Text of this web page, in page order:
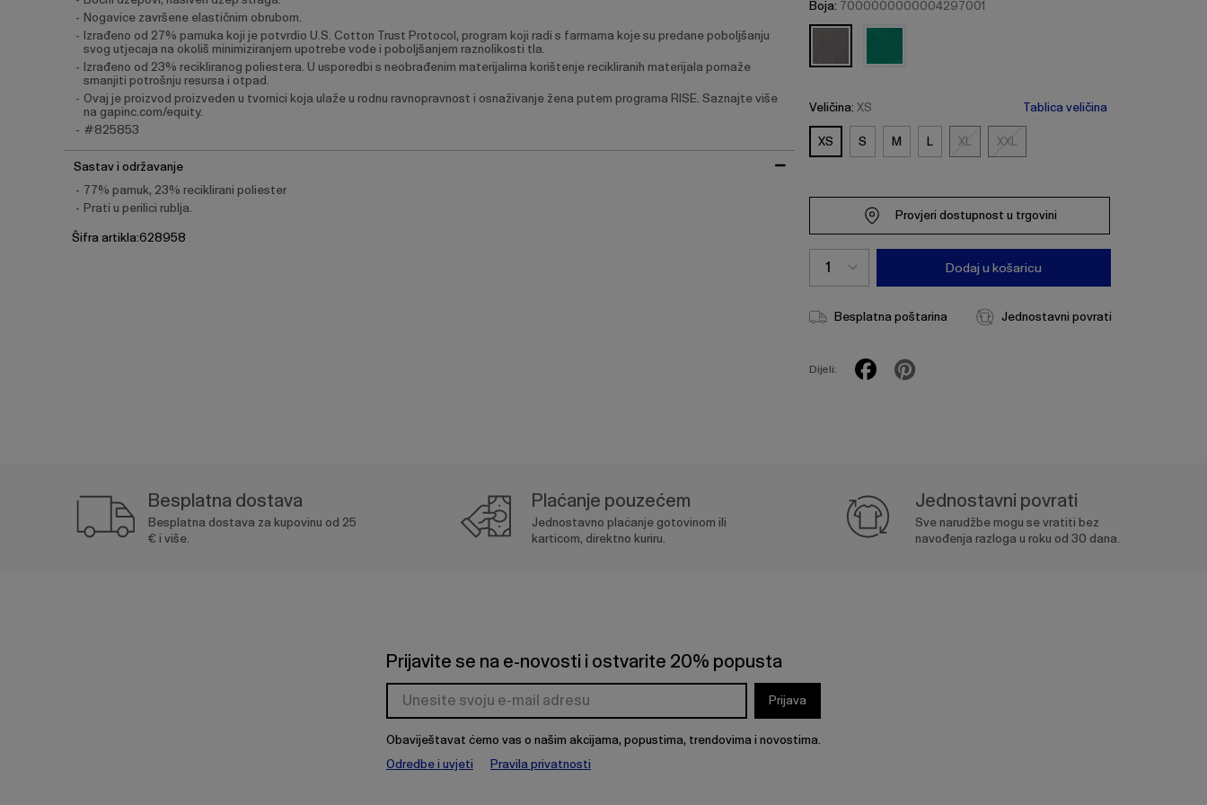
Boja: 7000000000004297001
Veličina: XS Tablica veličina
XS S M L XLXL XXLXXL
Provjeri dostupnost u trgovini
Dodaj u košaricu
Besplatna poštarina Jednostavni povrati
Dijeli:
Nogavice završene elastičnim obrubom.
Izrađeno od 27% pamuka koji je potvrdio U.S. Cotton Trust Protocol, program koji radi s farmama koje su predane poboljšanju
svog utjecaja na okoliš minimiziranjem upotrebe vode i poboljšanjem raznolikosti tla.
Izrađeno od 23% recikliranog poliestera. U usporedbi s neobrađenim materijalima korištenje recikliranih materijala pomaže
smanjiti potrošnju resursa i otpad.
Ovaj je proizvod proizveden u tvornici koja ulaže u rodnu ravnopravnost i osnaživanje žena putem programa RISE. Saznajte više
na gapinc.com/equity.
#825853
Sastav i održavanje
77% pamuk, 23% reciklirani poliester
Prati u perilici rublja.
Šifra artikla:628958
Besplatna dostava
Besplatna dostava za kupovinu od 25
€ i više.
Plaćanje pouzećem
Jednostavno plaćanje gotovinom ili
karticom, direktno kuriru.
Jednostavni povrati
Sve narudžbe mogu se vratiti bez
navođenja razloga u roku od 30 dana.
Prijavite se na e-novosti i ostvarite 20% popusta
Prijava
Obaviještavat ćemo vas o našim akcijama, popustima, trendovima i novostima.
Odredbe i uvjeti
Pravila privatnosti